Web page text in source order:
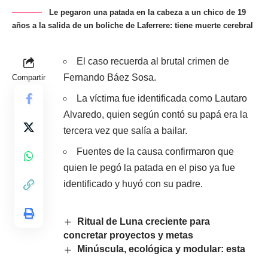
Le pegaron una patada en la cabeza a un chico de 19
años a la salida de un boliche de Laferrere: tiene muerte cerebral
Compartir
El caso recuerda al brutal crimen de
Fernando Báez Sosa.
La víctima fue identificada como Lautaro
Alvaredo, quien según contó su papá era la
tercera vez que salía a bailar.
Fuentes de la causa confirmaron que
quien le pegó la patada en el piso ya fue
identificado y huyó con su padre.
Ritual de Luna creciente para
concretar proyectos y metas
Minúscula, ecológica y modular: esta